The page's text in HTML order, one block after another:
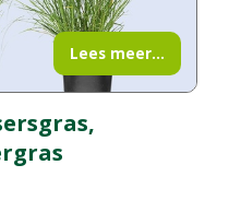
Lees meer...